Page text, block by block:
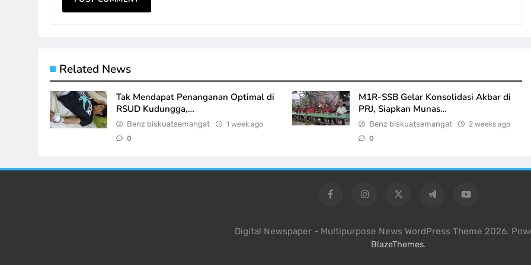
Related News
Tak Mendapat Penanganan Optimal di
RSUD Kudungga,…
Benz biskuatsemangat 1 week ago
0
M1R-SSB Gelar Konsolidasi Akbar di
PRJ, Siapkan Munas…
Benz biskuatsemangat 2 weeks ago
0
Digital Newspaper - Multipurpose News WordPress Theme 2026.
BlazeThemes.